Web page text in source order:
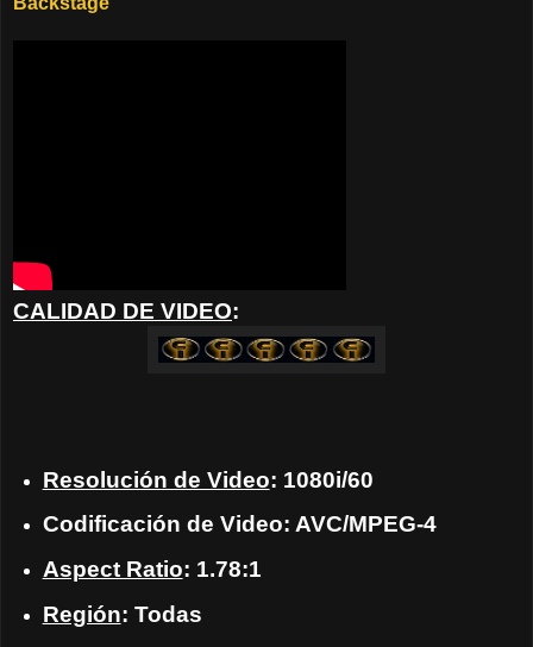
CALIDAD DE VIDEO:
Resolución de Video: 1080i/60
Codificación de Video: AVC/MPEG-4
Aspect Ratio: 1.78:1
Región: Todas